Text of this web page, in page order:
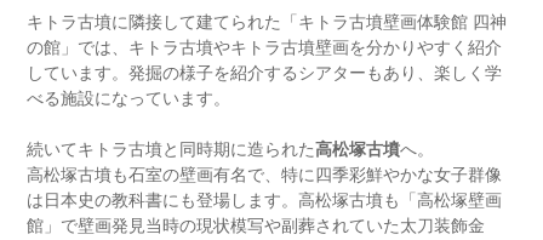
キトラ古墳に隣接して建てられた「キトラ古墳壁画体験館 四神
の館」では、キトラ古墳やキトラ古墳壁画を分かりやすく紹介
しています。発掘の様子を紹介するシアターもあり、楽しく学
べる施設になっています。
続いてキトラ古墳と同時期に造られた高松塚古墳へ。
高松塚古墳も石室の壁画有名で、特に四季彩鮮やかな女子群像
は日本史の教科書にも登場します。高松塚古墳も「高松塚壁画
館」で壁画発見当時の現状模写や副葬されていた太刀装飾金